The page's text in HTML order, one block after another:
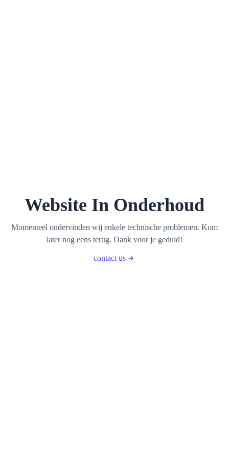
Website In Onderhoud
Momenteel ondervinden wij enkele technische problemen. Kom
later nog eens terug. Dank voor je geduld!
contact us